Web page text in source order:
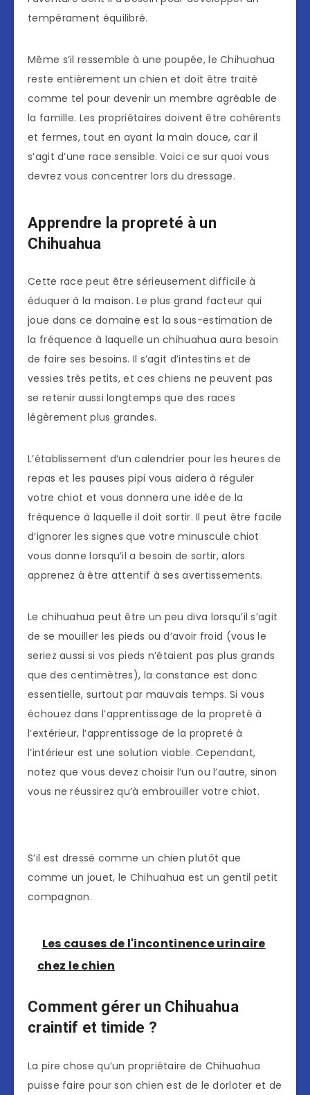
tempérament équilibré.
Même s’il ressemble à une poupée, le Chihuahua
reste entièrement un chien et doit être traité
comme tel pour devenir un membre agréable de
la famille. Les propriétaires doivent être cohérents
et fermes, tout en ayant la main douce, car il
s’agit d’une race sensible. Voici ce sur quoi vous
devrez vous concentrer lors du dressage.
Apprendre la propreté à un
Chihuahua
Cette race peut être sérieusement difficile à
éduquer à la maison. Le plus grand facteur qui
joue dans ce domaine est la sous-estimation de
la fréquence à laquelle un chihuahua aura besoin
de faire ses besoins. Il s’agit d’intestins et de
vessies très petits, et ces chiens ne peuvent pas
se retenir aussi longtemps que des races
légèrement plus grandes.
L’établissement d’un calendrier pour les heures de
repas et les pauses pipi vous aidera à réguler
votre chiot et vous donnera une idée de la
fréquence à laquelle il doit sortir. Il peut être facile
d’ignorer les signes que votre minuscule chiot
vous donne lorsqu’il a besoin de sortir, alors
apprenez à être attentif à ses avertissements.
Le chihuahua peut être un peu diva lorsqu’il s’agit
de se mouiller les pieds ou d’avoir froid (vous le
seriez aussi si vos pieds n’étaient pas plus grands
que des centimètres), la constance est donc
essentielle, surtout par mauvais temps. Si vous
échouez dans l’apprentissage de la propreté à
l’extérieur, l’apprentissage de la propreté à
l’intérieur est une solution viable. Cependant,
notez que vous devez choisir l’un ou l’autre, sinon
vous ne réussirez qu’à embrouiller votre chiot.
S’il est dressé comme un chien plutôt que
comme un jouet, le Chihuahua est un gentil petit
compagnon.
Les causes de l'incontinence urinaire
chez le chien
Comment gérer un Chihuahua
craintif et timide ?
La pire chose qu’un propriétaire de Chihuahua
puisse faire pour son chien est de le dorloter et de